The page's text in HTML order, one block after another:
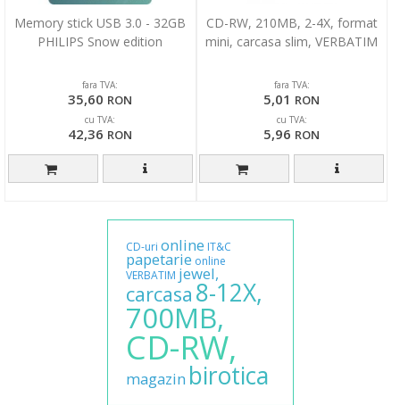
Memory stick USB 3.0 - 32GB
PHILIPS Snow edition
fara TVA:
35,60 RON
cu TVA:
42,36 RON
CD-RW, 210MB, 2-4X, format
mini, carcasa slim, VERBATIM
fara TVA:
5,01 RON
cu TVA:
5,96 RON
CD-uri online IT&C
papetarie online
VERBATIM jewel,
carcasa 8-12X,
700MB,
CD-RW,
magazin birotica